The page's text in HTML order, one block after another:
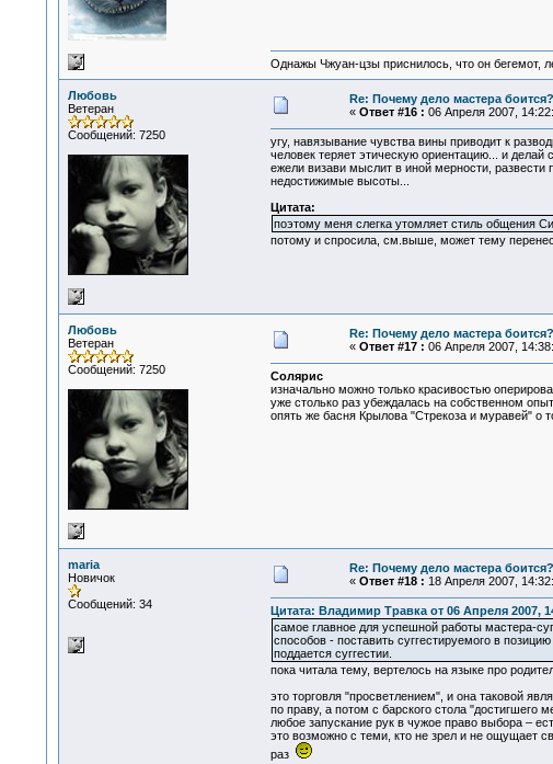
Однажы Чжуан-цзы приснилось, что он бегемот,
Любовь
Ветеран
Сообщений: 7250
Re: Почему дело мастера боится?
« Ответ #16 : 06 Апреля 2007,
угу, навязывание чувства вины приводит к
человек теряет этическую ориентацию... и делай
ежели визави мыслит в иной мерности, развести
недостижимые высоты...
Цитата:
поэтому меня слегка утомляет стиль общения
потому и спросила, см.выше, может тему
Любовь
Ветеран
Сообщений: 7250
Re: Почему дело мастера боится?
« Ответ #17 : 06 Апреля 2007,
Солярис
изначально можно только красивостью
уже столько раз убеждалась на собственном
опять же басня Крылова "Стрекоза и муравей" о
maria
Новичок
Сообщений: 34
Re: Почему дело мастера боится?
« Ответ #18 : 18 Апреля 2007,
Цитата: Владимир Травка от 06 Апреля 2007,
самое главное для успешной работы мастера-
способов - поставить суггестируемого в
поддается суггестии.
пока читала тему, вертелось на языке про
это торговля "просветлением", и она таковой
по праву, а потом с барского стола "достигшего
любое запускание рук в чужое право выбора –
это возможно с теми, кто не зрел и не ощущает
раз